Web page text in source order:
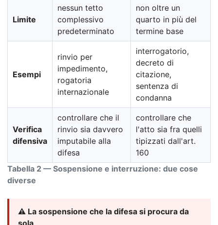
Tabella 2 — Sospensione e interruzione: due cose
diverse
Limite
nessun tetto
complessivo
predeterminato
non oltre un
quarto in più del
termine base
Esempi
rinvio per
impedimento,
rogatoria
internazionale
interrogatorio,
decreto di
citazione,
sentenza di
condanna
Verifica
difensiva
controllare che il
rinvio sia davvero
imputabile alla
difesa
controllare che
l'atto sia fra quelli
tipizzati dall'art.
160
⚠️ La sospensione che la difesa si procura da
sola